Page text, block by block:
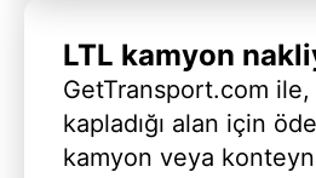
LTL kamyon
GetTransport.com
kapladığı alan için
kamyon veya